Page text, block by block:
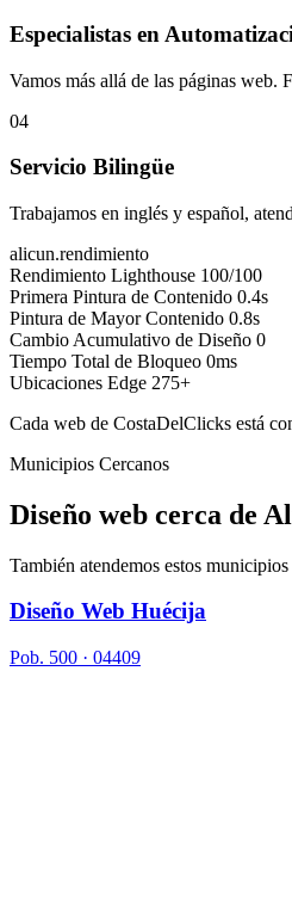
Especialistas en
Vamos más allá de las páginas web.
04
Servicio Bilingüe
Trabajamos en inglés y español,
alicun.rendimiento
Rendimiento Lighthouse 100/100
Primera Pintura de Contenido 0.4s
Pintura de Mayor Contenido 0.8s
Cambio Acumulativo de Diseño 0
Tiempo Total de Bloqueo 0ms
Ubicaciones Edge 275+
Cada web de CostaDelClicks está
Municipios Cercanos
Diseño web cerca de
También atendemos estos
Diseño Web Huécija
Pob. 500 · 04409